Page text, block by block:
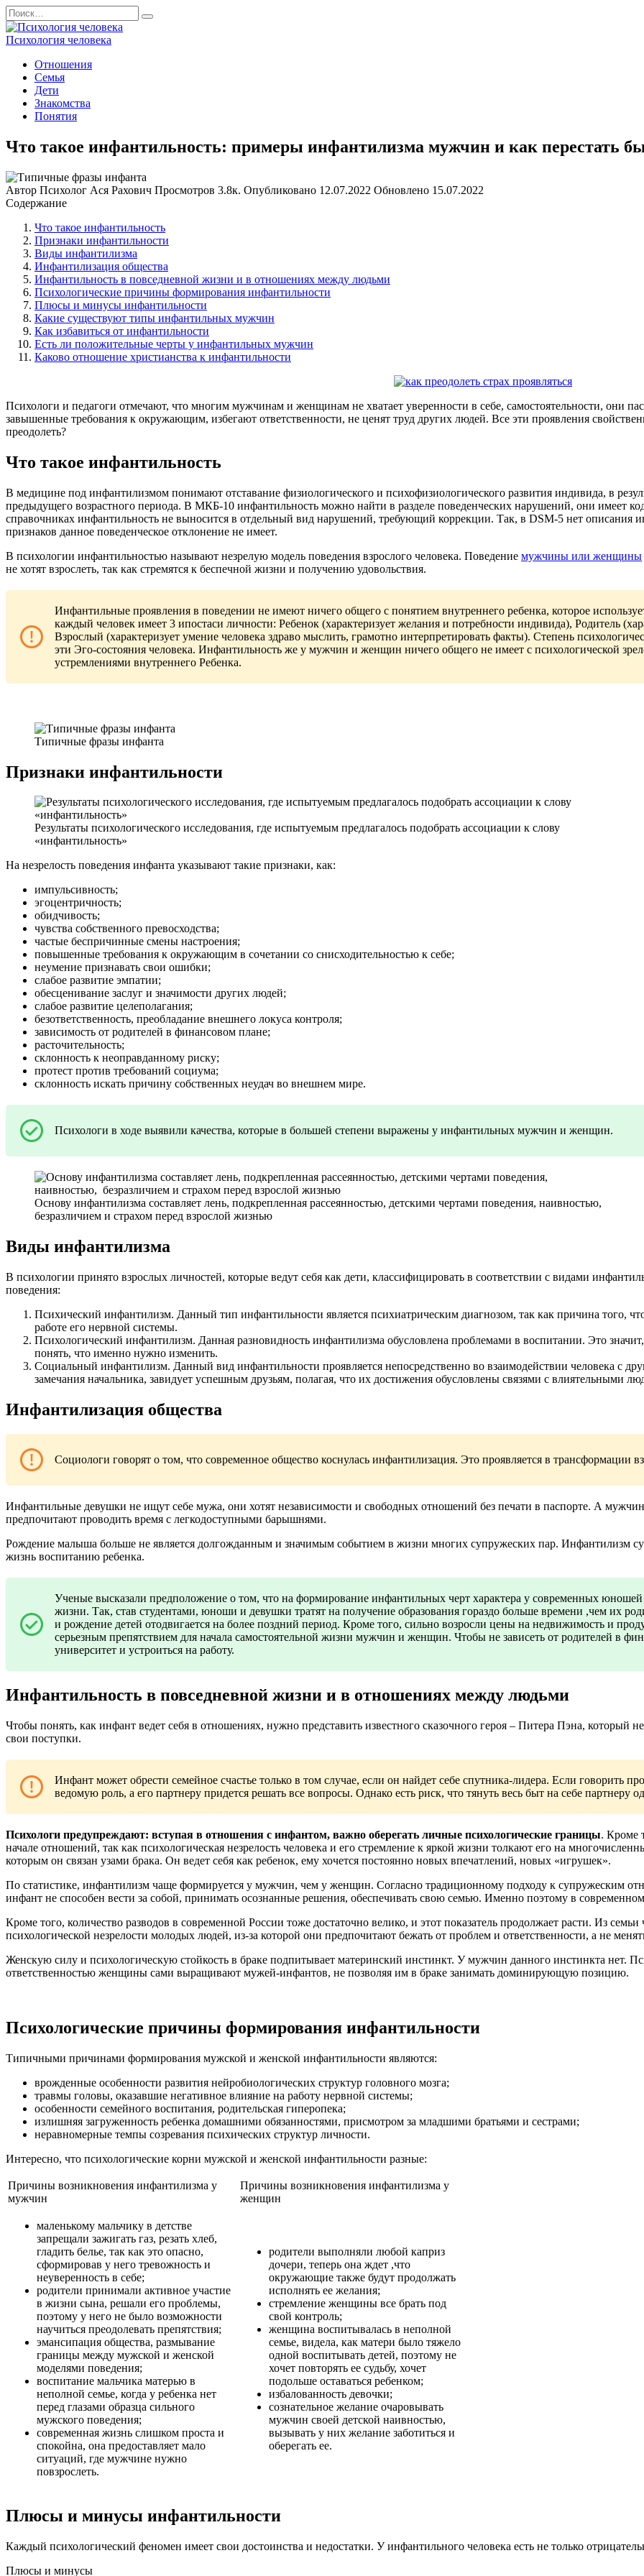
Перейти
к
содержанию
Search
for:
Психология человека
Отношения
Семья
Дети
Знакомства
Понятия
Что такое инфантильность: примеры инфантилизма мужчин и как перестать
Автор Психолог Ася Рахович Просмотров 3.8к. Опубликовано 12.07.2022 Обновлено 15.07.2022
Содержание
Что такое инфантильность
Признаки инфантильности
Виды инфантилизма
Инфантилизация общества
Инфантильность в повседневной жизни и в отношениях между людьми
Психологические причины формирования инфантильности
Плюсы и минусы инфантильности
Какие существуют типы инфантильных мужчин
Как избавиться от инфантильности
Есть ли положительные черты у инфантильных мужчин
Каково отношение христианства к инфантильности
Психологи и педагоги отмечают, что многим мужчинам и женщинам не хватает уверенности в себе, самостоятельности, они
завышенные требования к окружающим, избегают ответственности, не ценят труд других людей. Все эти проявления
преодолеть?
Что такое инфантильность
В медицине под инфантилизмом понимают отставание физиологического и психофизиологического развития индивида, в
предыдущего возрастного периода. В МКБ-10 инфантильность можно найти в разделе поведенческих нарушений, они имеет
справочниках инфантильность не выносится в отдельный вид нарушений, требующий коррекции. Так, в DSM‑5 нет описания
признаков данное поведенческое отклонение не имеет.
В психологии инфантильностью называют незрелую модель поведения взрослого человека. Поведение мужчины или женщины
не хотят взрослеть, так как стремятся к беспечной жизни и получению удовольствия.
Инфантильные проявления в поведении не имеют ничего общего с понятием внутреннего ребенка, которое
каждый человек имеет 3 ипостаси личности: Ребенок (характеризует желания и потребности индивида), Родитель
Взрослый (характеризует умение человека здраво мыслить, грамотно интерпретировать факты). Степень
эти Эго-состояния человека. Инфантильность же у мужчин и женщин ничего общего не имеет с психологической
устремлениями внутреннего Ребенка.
Типичные фразы инфанта
Признаки инфантильности
Результаты психологического исследования, где испытуемым предлагалось подобрать ассоциации к слову
«инфантильность»
На незрелость поведения инфанта указывают такие признаки, как:
импульсивность;
эгоцентричность;
обидчивость;
чувства собственного превосходства;
частые беспричинные смены настроения;
повышенные требования к окружающим в сочетании со снисходительностью к себе;
неумение признавать свои ошибки;
слабое развитие эмпатии;
обесценивание заслуг и значимости других людей;
слабое развитие целеполагания;
безответственность, преобладание внешнего локуса контроля;
зависимость от родителей в финансовом плане;
расточительность;
склонность к неоправданному риску;
протест против требований социума;
склонность искать причину собственных неудач во внешнем мире.
Психологи в ходе выявили качества, которые в большей степени выражены у инфантильных мужчин и женщин.
Основу инфантилизма составляет лень, подкрепленная рассеянностью, детскими чертами поведения, наивностью,
безразличием и страхом перед взрослой жизнью
Виды инфантилизма
В психологии принято взрослых личностей, которые ведут себя как дети, классифицировать в соответствии с видами
поведения:
Психический инфантилизм. Данный тип инфантильности является психиатрическим диагнозом, так как причина того, что
работе его нервной системы.
Психологический инфантилизм. Данная разновидность инфантилизма обусловлена проблемами в воспитании. Это
понять, что именно нужно изменить.
Социальный инфантилизм. Данный вид инфантильности проявляется непосредственно во взаимодействии человека с
замечания начальника, завидует успешным друзьям, полагая, что их достижения обусловлены связями с влиятельными
Инфантилизация общества
Социологи говорят о том, что современное общество коснулась инфантилизация. Это проявляется в трансформации
Инфантильные девушки не ищут себе мужа, они хотят независимости и свободных отношений без печати в паспорте. А
предпочитают проводить время с легкодоступными барышнями.
Рождение малыша больше не является долгожданным и значимым событием в жизни многих супружеских пар. Инфантилизм
жизнь воспитанию ребенка.
Ученые высказали предположение о том, что на формирование инфантильных черт характера у современных
жизни. Так, став студентами, юноши и девушки тратят на получение образования гораздо больше времени ,чем их
и рождение детей отодвигается на более поздний период. Кроме того, сильно возросли цены на недвижимость и
серьезным препятствием для начала самостоятельной жизни мужчин и женщин. Чтобы не зависеть от родителей в
университет и устроиться на работу.
Инфантильность в повседневной жизни и в отношениях между людьми
Чтобы понять, как инфант ведет себя в отношениях, нужно представить известного сказочного героя – Питера Пэна, который
свои поступки.
Инфант может обрести семейное счастье только в том случае, если он найдет себе спутника-лидера. Если говорить
ведомую роль, а его партнеру придется решать все вопросы. Однако есть риск, что тянуть весь быт на себе партнеру
Психологи предупреждают: вступая в отношения с инфантом, важно оберегать личные психологические границы. Кроме
начале отношений, так как психологическая незрелость человека и его стремление к яркой жизни толкают его на
которым он связан узами брака. Он ведет себя как ребенок, ему хочется постоянно новых впечатлений, новых «игрушек».
По статистике, инфантилизм чаще формируется у мужчин, чем у женщин. Согласно традиционному подходу к супружеским
инфант не способен вести за собой, принимать осознанные решения, обеспечивать свою семью. Именно поэтому в
Кроме того, количество разводов в современной России тоже достаточно велико, и этот показатель продолжает расти. Из
психологической незрелости молодых людей, из-за которой они предпочитают бежать от проблем и ответственности, а не
Женскую силу и психологическую стойкость в браке подпитывает материнский инстинкт. У мужчин данного инстинкта нет.
ответственностью женщины сами выращивают мужей-инфантов, не позволяя им в браке занимать доминирующую позицию.
Психологические причины формирования инфантильности
Типичными причинами формирования мужской и женской инфантильности являются:
врожденные особенности развития нейробиологических структур головного мозга;
травмы головы, оказавшие негативное влияние на работу нервной системы;
особенности семейного воспитания, родительская гиперопека;
излишняя загруженность ребенка домашними обязанностями, присмотром за младшими братьями и сестрами;
неравномерные темпы созревания психических структур личности.
Интересно, что психологические корни мужской и женской инфантильности разные:
Причины возникновения инфантилизма у
мужчин
Причины возникновения инфантилизма у
женщин
маленькому мальчику в детстве
запрещали зажигать газ, резать хлеб,
гладить белье, так как это опасно,
сформировав у него тревожность и
неуверенность в себе;
родители принимали активное участие
в жизни сына, решали его проблемы,
поэтому у него не было возможности
научиться преодолевать препятствия;
эмансипация общества, размывание
границы между мужской и женской
моделями поведения;
воспитание мальчика матерью в
неполной семье, когда у ребенка нет
перед глазами образца сильного
мужского поведения;
современная жизнь слишком проста и
спокойна, она предоставляет мало
ситуаций, где мужчине нужно
повзрослеть.
родители выполняли любой каприз
дочери, теперь она ждет ,что
окружающие также будут продолжать
исполнять ее желания;
стремление женщины все брать под
свой контроль;
женщина воспитывалась в неполной
семье, видела, как матери было тяжело
одной воспитывать детей, поэтому не
хочет повторять ее судьбу, хочет
подольше оставаться ребенком;
избалованность девочки;
сознательное желание очаровывать
мужчин своей детской наивностью,
вызывать у них желание заботиться и
оберегать ее.
Плюсы и минусы инфантильности
Каждый психологический феномен имеет свои достоинства и недостатки. У инфантильного человека есть не только
Плюсы и минусы